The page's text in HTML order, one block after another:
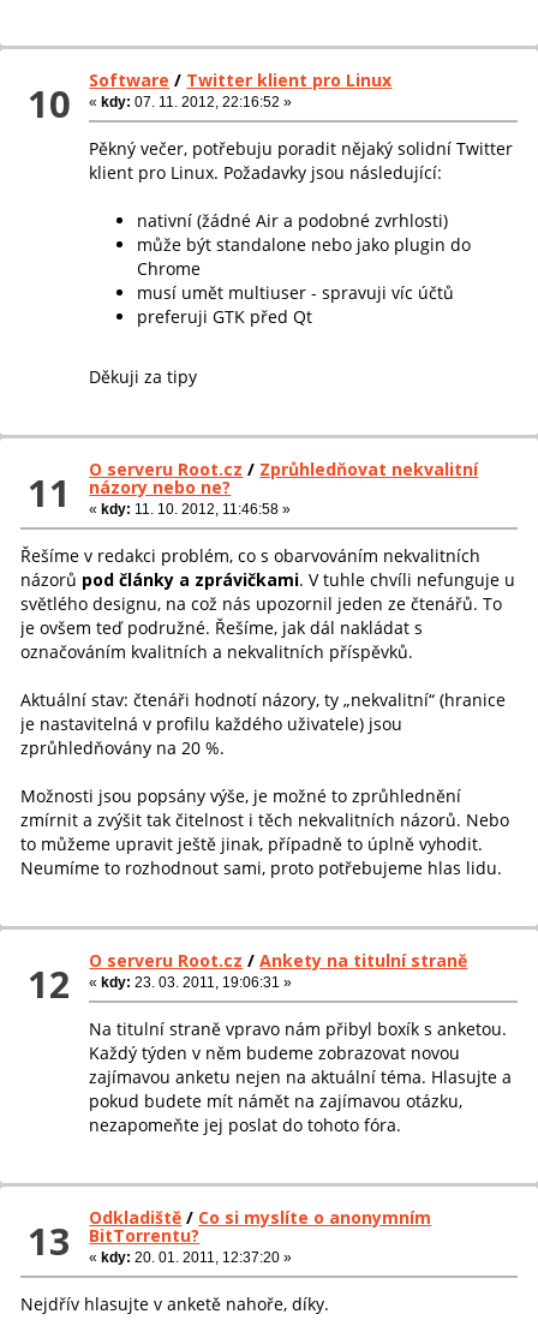
10 Software / Twitter klient pro Linux
«kdy: 07. 11. 2012, 22:16:52 »
Pěkný večer, potřebuju poradit nějaký solidní Twitter
klient pro Linux. Požadavky jsou následující:
nativní (žádné Air a podobné zvrhlosti)
může být standalone nebo jako plugin do
Chrome
musí umět multiuser - spravuji víc účtů
preferuji GTK před Qt
Děkuji za tipy
11 O serveru Root.cz / Zprůhledňovat nekvalitní
názory nebo ne?
«kdy: 11. 10. 2012, 11:46:58 »
Řešíme v redakci problém, co s obarvováním nekvalitních
názorů pod články a zprávičkami. V tuhle chvíli nefunguje u
světlého designu, na což nás upozornil jeden ze čtenářů. To
je ovšem teď podružné. Řešíme, jak dál nakládat s
označováním kvalitních a nekvalitních příspěvků.
Aktuální stav: čtenáři hodnotí názory, ty „nekvalitní“ (hranice
je nastavitelná v profilu každého uživatele) jsou
zprůhledňovány na 20 %.
Možnosti jsou popsány výše, je možné to zprůhlednění
zmírnit a zvýšit tak čitelnost i těch nekvalitních názorů. Nebo
to můžeme upravit ještě jinak, případně to úplně vyhodit.
Neumíme to rozhodnout sami, proto potřebujeme hlas lidu.
12 O serveru Root.cz /Ankety na titulní straně
«kdy: 23. 03. 2011, 19:06:31 »
Na titulní straně vpravo nám přibyl boxík s anketou.
Každý týden v něm budeme zobrazovat novou
zajímavou anketu nejen na aktuální téma. Hlasujte a
pokud budete mít námět na zajímavou otázku,
nezapomeňte jej poslat do tohoto fóra.
13 Odkladiště / Co si myslíte o anonymním
BitTorrentu?
«kdy: 20. 01. 2011, 12:37:20 »
Nejdřív hlasujte v anketě nahoře, díky.